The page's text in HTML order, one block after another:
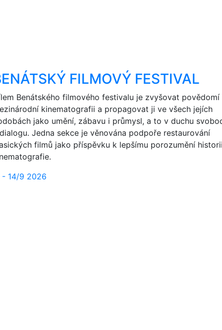
FILMOVÝ FESTIVAL
Benátského filmového festivalu je zvyšovat povědomí
kinematografii a propagovat ji ve všech jejích
jako umění, zábavu i průmysl, a to v duchu
Jedna sekce je věnována podpoře restaurování
filmů jako příspěvku k lepšímu porozumění
- 14/9 2026